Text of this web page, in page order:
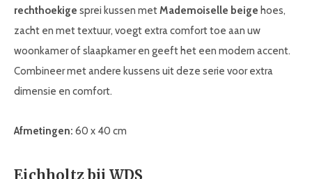
rechthoekige sprei kussen metMademoiselle beige hoes,
zacht en met textuur, voegt extra comfort toe aan uw
woonkamer of slaapkamer en geeft het een modern accent.
Combineer met andere kussens uit deze serie voor extra
dimensie en comfort.
Afmetingen: 60 x 40 cm
Eichholtz bij WDS